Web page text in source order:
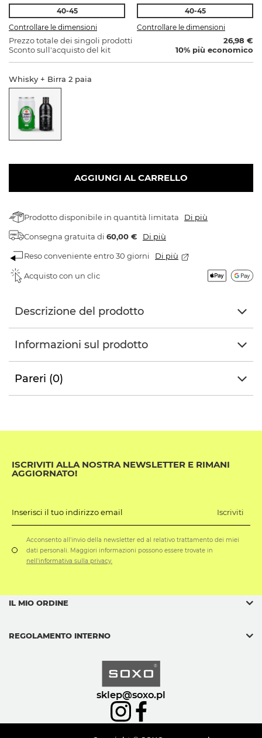
40-45
Controllare le dimensioni
40-45
Controllare le dimensioni
Prezzo totale dei singoli prodotti
26,98 €
Sconto sull'acquisto del kit
10% più economico
Whisky + Birra 2 paia
AGGIUNGI AL CARRELLO
Prodotto disponibile in quantità limitata Di più
Consegna gratuita di 60,00 € Di più
Reso conveniente entro 30 giorni Di più
Acquisto con un clic
Descrizione del prodotto
Informazioni sul prodotto
Pareri (0)
ISCRIVITI ALLA NOSTRA NEWSLETTER E RIMANI
AGGIORNATO!
Inserisci il tuo indirizzo email Iscriviti
Acconsento all'invio della newsletter ed al relativo trattamento dei miei
dati personali. Maggiori informazioni possono essere trovate in
nell'informativa sulla privacy.
sklep@soxo.pl
IL MIO ORDINE
REGOLAMENTO INTERNO